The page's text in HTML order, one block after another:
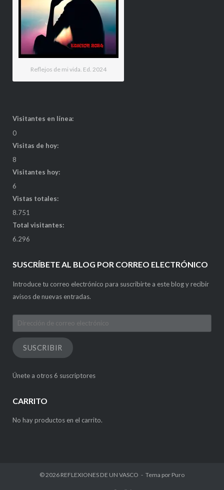
Reflejos de mi vida. Ed. 2024
Visitantes en línea:
0
Visitas de hoy:
8
Visitantes hoy:
6
Vistas totales:
8.751
Total visitantes:
6.296
SUSCRÍBETE AL BLOG POR CORREO ELECTRÓNICO
Introduce tu correo electrónico para suscribirte a este blog y recibir
avisos de nuevas entradas.
Dirección
de
correo
electrónico
SUSCRIBIR
Únete a otros 6 suscriptores
CARRITO
No hay productos en el carrito.
© 2026 REFLEXIONES DE UN VASCO Tema por Puro